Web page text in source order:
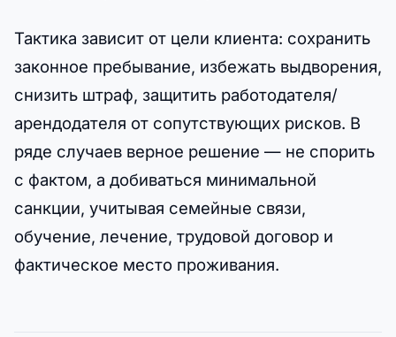
Тактика зависит от цели клиента: сохранить
законное пребывание, избежать выдворения,
снизить штраф, защитить работодателя/
арендодателя от сопутствующих рисков. В
ряде случаев верное решение — не спорить
с фактом, а добиваться минимальной
санкции, учитывая семейные связи,
обучение, лечение, трудовой договор и
фактическое место проживания.